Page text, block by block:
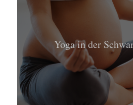
Yoga in der